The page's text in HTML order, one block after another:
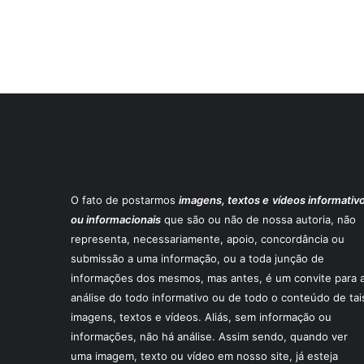
O fato de postarmos imagens, textos e vídeos
ou informacionais que são ou não de nossa autoria, não
representa, necessariamente, apoio, concordância ou
submissão a uma informação, ou a toda junção de
informações dos mesmos, mas antes, é um convite para
análise do todo informativo ou de todo o conteúdo de
imagens, textos e vídeos. Aliás, sem informação ou
informações, não há análise. Assim sendo, quando ver
uma imagem, texto ou vídeo em nosso site, já esteja